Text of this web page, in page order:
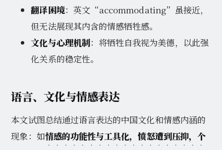
翻译困境：英文“accommodating”虽接近，
但无法展现其内含的情感牺牲感。
文化与心理机制：将牺牲自我视为美德，以此强
化关系的稳定性。
语言、文化与情感表达
本文试图总结通过语言表达的中国文化和情感内涵的
现象：如情感的功能性与工具化，愤怒遭到压抑，个